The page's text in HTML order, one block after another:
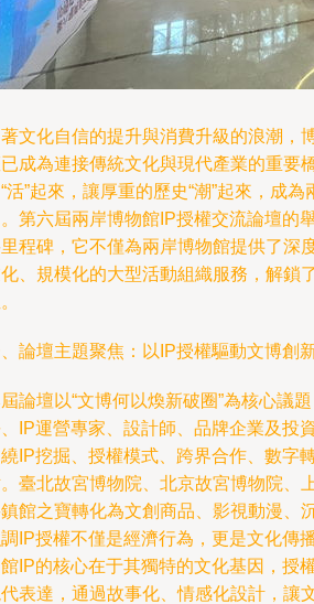
文化自信的提升與消費升級的浪潮，
成為連接傳統文化與現代產業的重要
活”起來，讓厚重的歷史“潮”起來，成
第六屆兩岸博物館IP授權交流論壇的
程碑，它不僅為兩岸博物館提供了深
、規模化的大型活動組織服務，解鎖
論壇主題聚焦：以IP授權驅動文博創
論壇以“文博何以煥新破圈”為核心議
IP運營專家、設計師、品牌企業及投
IP挖掘、授權模式、跨界合作、數字
臺北故宮博物院、北京故宮博物院、
館之寶轉化為文創商品、影視動漫、
IP授權不僅是經濟行為，更是文化傳
IP的核心在于其獨特的文化基因，授
表達，通過故事化、情感化設計，讓